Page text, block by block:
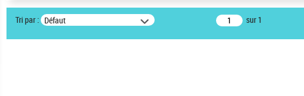
Tri par : Défaut sur 1